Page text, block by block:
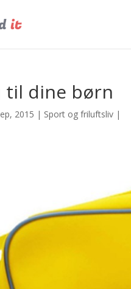
til dine børn
2015 | Sport og friluftsliv |